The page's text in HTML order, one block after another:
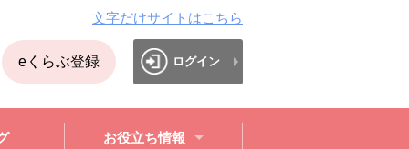
文字だけサイトはこちら
eくらぶ登録 ログイン
お役立ち情報